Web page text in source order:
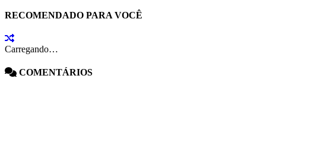
RECOMENDADO PARA VOCÊ
Carregando…
COMENTÁRIOS